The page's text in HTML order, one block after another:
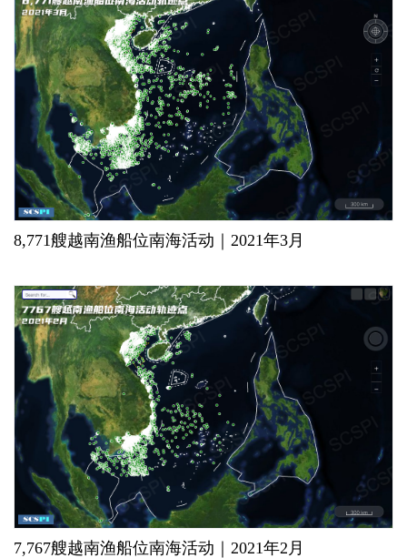
8,771艘越南渔船位南海活动｜2021年3月
7,767艘越南渔船位南海活动｜2021年2月